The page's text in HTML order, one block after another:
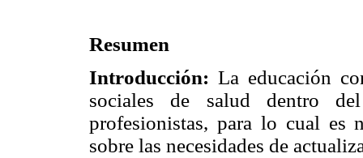
Resumen
Introducción: La educación
sociales de salud dentro
profesionistas, para lo cual es
sobre las necesidades de